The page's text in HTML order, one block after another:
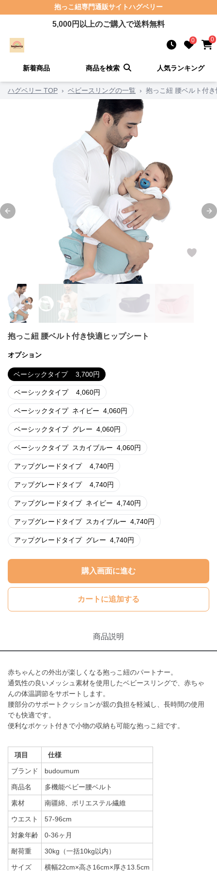
抱っこ紐専門通販サイトハグベリー
5,000円以上のご購入で送料無料
0 0
新着商品 商品を検索 人気ランキング
ハグベリー TOP › ベビースリングの一覧 › 抱っこ紐 腰ベルト付
Previous slide
抱っこ紐 腰ベルト付き快適ヒップシート
オプション
ベーシックタイプ 3,700円
ベーシックタイプ 4,060円
ベーシックタイプ ネイビー 4,060円
ベーシックタイプ グレー 4,060円
ベーシックタイプ スカイブルー 4,060円
アップグレードタイプ 4,740円
アップグレードタイプ 4,740円
アップグレードタイプ ネイビー 4,740円
アップグレードタイプ スカイブルー 4,740円
アップグレードタイプ グレー 4,740円
購入画面に進む
カートに追加する
商品説明
赤ちゃんとの外出が楽しくなる抱っこ紐のパートナー。
通気性の良いメッシュ素材を使用したベビースリングで、赤ちゃ
んの体温調節をサポートします。
腰部分のサポートクッションが親の負担を軽減し、長時間の使用
でも快適です。
便利なポケット付きで小物の収納も可能な抱っこ紐です。
項目 仕様
ブランド budoumum
商品名 多機能ベビー腰ベルト
素材 南疆綿、ポリエステル繊維
ウエスト 57-96cm
対象年齢 0-36ヶ月
耐荷重 30kg（一括10kg以内）
サイズ 横幅22cm×高さ16cm×厚さ13.5cm